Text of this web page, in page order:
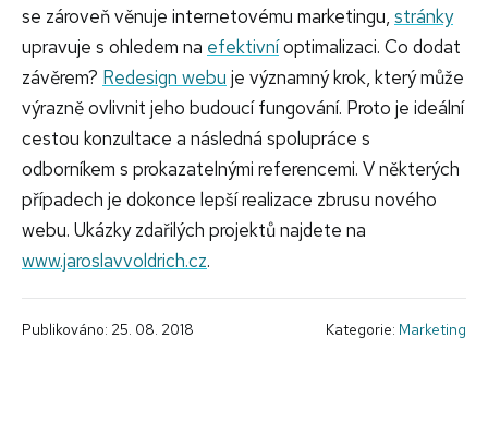
se zároveň věnuje internetovému marketingu, stránky
upravuje s ohledem na efektivníoptimalizaci. Co dodat
závěrem? Redesign webu je významný krok, který může
výrazně ovlivnit jeho budoucí fungování. Proto je ideální
cestou konzultace a následná spolupráce s
odborníkem s prokazatelnými referencemi. V některých
případech je dokonce lepší realizace zbrusu nového
webu. Ukázky zdařilých projektů najdete na
www.jaroslavvoldrich.cz.
Publikováno: 25. 08. 2018 Kategorie: Marketing